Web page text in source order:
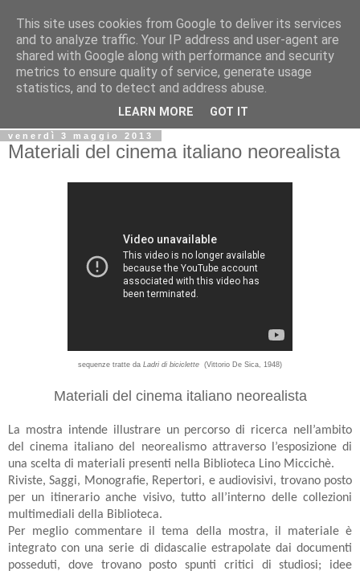
Biblio@rti in
Il Blog della Biblioteca di Area delle arti per condividere
informazioni iniziative incontri
venerdì 3 maggio 2013
Materiali del cinema italiano neorealista
sequenze tratte da Ladri di biciclette (Vittorio De Sica, 1948)
Materiali del cinema italiano neorealista
La mostra intende illustrare un percorso di ricerca nell’ambito
del cinema italiano del neorealismo attraverso l’esposizione di
una scelta di materiali presenti nella Biblioteca Lino Miccichè.
Riviste, Saggi, Monografie, Repertori, e audiovisivi, trovano posto
per un itinerario anche visivo, tutto all’interno delle collezioni
multimediali della Biblioteca.
Per meglio commentare il tema della mostra, il materiale è
integrato con una serie di didascalie estrapolate dai documenti
posseduti, dove trovano posto spunti critici di studiosi; idee
This site uses cookies from Google to deliver its services
and to analyze traffic. Your IP address and user-agent are
shared with Google along with performance and security
metrics to ensure quality of service, generate usage
statistics, and to detect and address abuse.
LEARN MORE GOT IT